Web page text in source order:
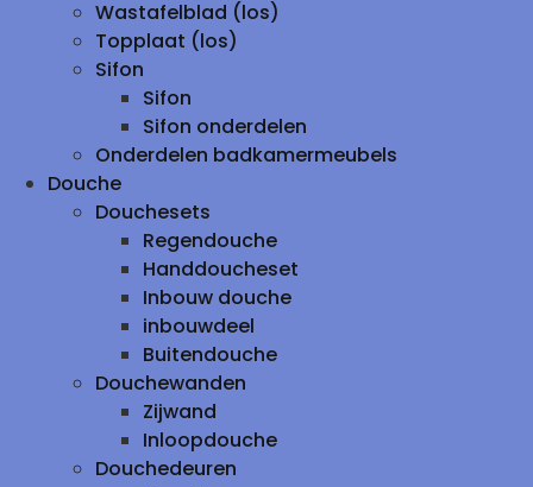
Wastafelblad (los)
Topplaat (los)
Sifon
Sifon
Sifon onderdelen
Onderdelen badkamermeubels
Douche
Douchesets
Regendouche
Handdoucheset
Inbouw douche
inbouwdeel
Buitendouche
Douchewanden
Zijwand
Inloopdouche
Douchedeuren